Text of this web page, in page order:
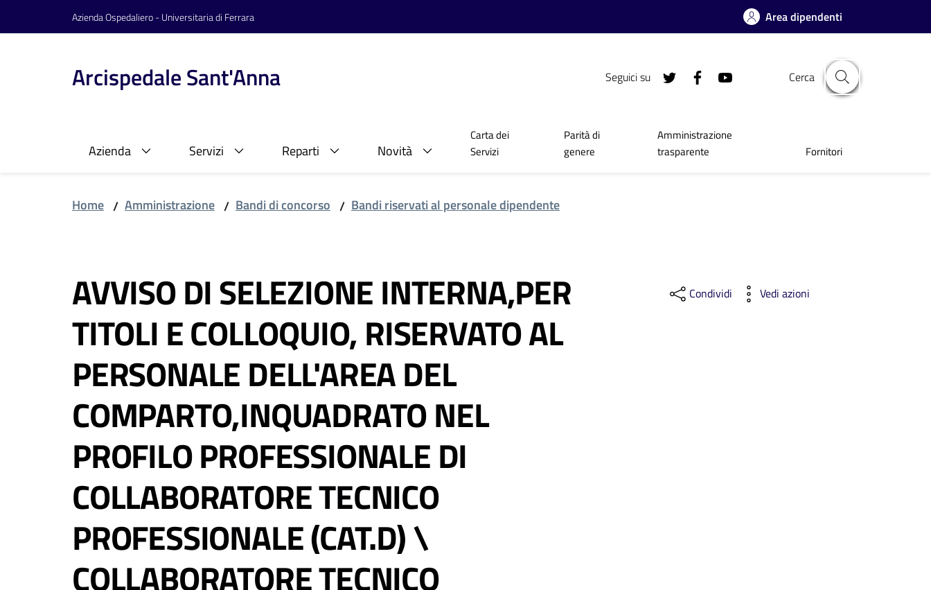
Vai al contenuto
Vai alla navigazioneAzienda Ospedaliero - Universitaria di Ferrara Area dipendenti
Arcispedale Sant'Anna Seguici su Cerca
Azienda Servizi Reparti Novità
Carta dei
Servizi
Parità di
genere
Amministrazione
trasparente
Fornitori
Home / Amministrazione / Bandi di concorso / Bandi riservati al personale dipendente
AVVISO DI SELEZIONE INTERNA,PER
TITOLI E COLLOQUIO, RISERVATO AL
PERSONALE DELL'AREA DEL
COMPARTO,INQUADRATO NEL
PROFILO PROFESSIONALE DI
COLLABORATORE TECNICO
PROFESSIONALE (CAT.D) \
COLLABORATORE TECNICO
Condividi Vedi azioni